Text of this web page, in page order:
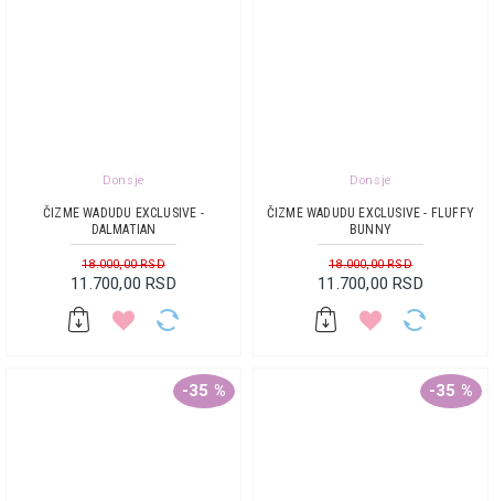
Donsje
ČIZME WADUDU EXCLUSIVE -
DALMATIAN
11.700,00 RSD
18.000,00 RSD
Donsje
ČIZME WADUDU EXCLUSIVE - FLUFFY
BUNNY
11.700,00 RSD
18.000,00 RSD
-35 % -35 %